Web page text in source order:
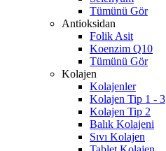
Tümünü Gör
Antioksidan
Folik Asit
Koenzim Q10
Tümünü Gör
Kolajen
Kolajenler
Kolajen Tip 1 - 3
Kolajen Tip 2
Balık Kolajeni
Sıvı Kolajen